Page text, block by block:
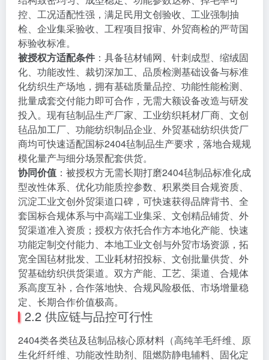
控、工况适配性强，满足民用文创验收、工业强制抽
检、企业集采验收、工程项目报审、外贸商检的严苛国
标验收标准。
被授权方适配条件 ：具备毡材铺网、针刺成型、缩绒固
化、功能改性、裁切深加工、品质检测基础设备与标准
化纺织生产场地，拥有基础质量品控、功能性能检测、
批量成套交付能力即可合作，无需大额设备改造与研发
投入。现有毡制品生产厂家、工业纺织耗材厂商、文创
毡品加工厂、功能纺织制品企业、外贸基础纺织供货厂
商均可快速适配国标2404毡制品生产要求，落地合规规
模化量产与细分场景配套供货。
协同价值 ：被授权方无需长期打磨2404毡制品标准化成
型改性体系、优化功能质控参数、积累类目合规资质、
沉淀工业文创外贸渠道口碑，可快速获得品牌背书、全
套国标合规体系与中高端工业集采、文创精品铺货、外
贸渠道准入资质；授权方依托合作方本地化产能、快速
功能定制交付能力、本地工业文创与外贸市场资源，拓
宽全国毡材批发、工业耗材招投标、文创批量供货、外
贸基础纺织供货渠道。双方产能、工艺、渠道、合规体
系高度互补，合作落地快、合规风险极低、市场增量稳
定、长期合作价值极高。
2.2 供应链与品控可行性
2404类各类毡及毡制品核心原材料（高纯羊毛纤维、原
生化纤纤维、功能改性助剂、阻燃防静电辅料、固化定